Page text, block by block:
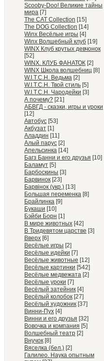
Scooby-Doo! Великие тайны
мира [7]
The CAT Collection [15]
The DOG Collection [14]
Winx Весёлые игры [4]
Winx Волшебный клуб [19]
WINX Клуб крутых девчонок
[52]
WINX. КЛУБ ФАНАТОК [2]
WINX Школа волшебниц [8]
W.I.T.C.H. Ведьма [2]
W.I.T.C.H. Твой стиль [5]
W.I.T.C.H. Чародейки [3]
А почему? [21]
АБВГД - сказки, игры и уроки
[12]
Автобус [53]
Акбузат [1]
Аладдин [11]
Алый парус [2]
Апельсинка [14]
Багз Банни и его друзья [10]
Баламут [5]
Барбоскины [3]
Барвинок [23]
Барвiнок (укр.) [13]
Большая переменка [8]
Брайлинка [9]
Букаши [10]
Бэйби Борн [1]
В мире животных [42]
В Тридевятом царстве [3]
Вверх [6]
Весёлые игры [2]
Весёлые идейки [7]
Весёлые животные [12]
Весёлые картинки [542]
Весёлые медвежата [2]
Весёлые уроки [7]
Весёлый затейник [4]
Весёлый колобок [27]
Весёлый художник [37]
Винни-Пух [4]
Винни и его друзья [32]
Вовочка и компания [5]
Волшебный театр [2]
Внучок [8]
Вяселка (бел.) [2]
Галилео. Наука опытным